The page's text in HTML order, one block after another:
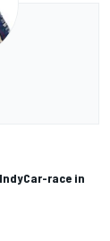
race in